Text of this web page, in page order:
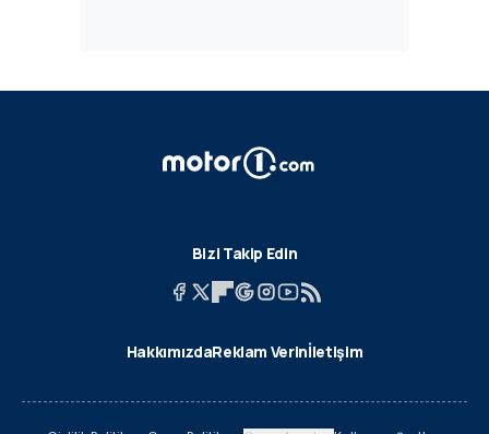
Bizi Takip Edin
HakkımızdaReklam Verinİletişim